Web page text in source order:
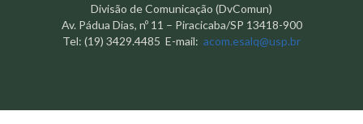
Divisão de Comunicação (DvComun)
Av. Pádua Dias, nº 11 – Piracicaba/SP 13418-900
Tel: (19) 3429.4485 E-mail: acom.esalq@usp.br